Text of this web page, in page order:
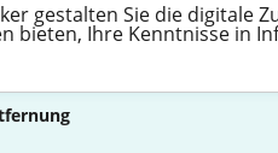
gestalten Sie die digitale
bieten, Ihre Kenntnisse in